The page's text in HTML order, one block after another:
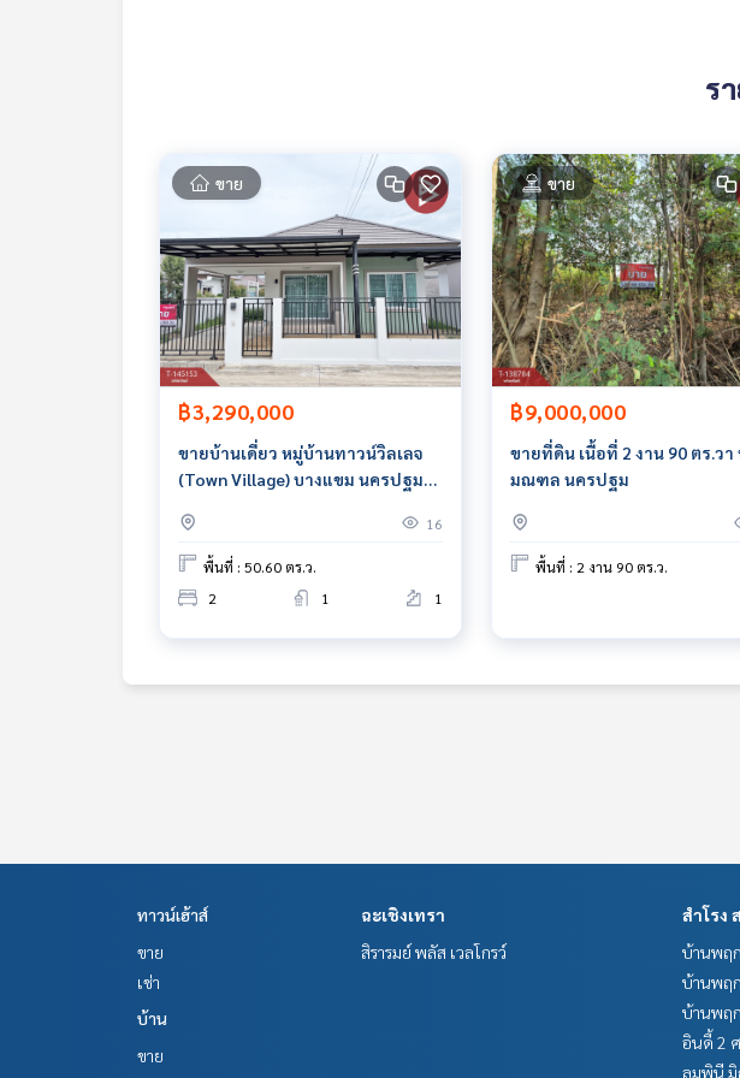
**เรามีบริการจัดสินเชื่อให้ฟรี พร้อมยินดีให้คำปรึกษา มีให้เลือกทุกธนาคาร**
**พร้อมอัตราดอกเบี้ยพิเศษ และ วงเงินสูงสุด 90-100% ของราคาประเมิน**
สนใจสอบถามข้อมูลเพิ่มเติม หรือ นัดชมบ้านได้ที่
Tel :0949532829น้ำตาล (รหัสตัวแทน 6302)
Line ID :0949532829
Callcenter :02-047-4282
สนใจดูทรัพย์อื่นๆ เพิ่มเติม มากกว่า 3,000 รายการ
www.tb.co.th
The Best Property Agent CO,.LTD. ผู้นำด้านธุรกิจนายหน้า ตัวแทนอสังหาริมทรั
ร
ขาย
฿3,290,000
ขายบ้านเดี่ยว หมู่บ้านทาวน์วิลเลจ
(Town Village) บางแขม นครปฐม
16
พื้นที่ : 50.60 ตร.ว.
2
1 1
ขาย
฿9,000,000
ขายที่ดิน เนื้อที่ 2 งาน 90 ตร.ว
มณฑล นครปฐม
พื้นที่ : 2 งาน 90 ตร.ว.
ทาวน์เฮ้าส์
ขาย
เช่า
บ้าน
ขาย
ฉะเชิงเทรา
สิรารมย์ พลัส เวลโกรว์
สำโรง
บ้านพฤ
บ้านพฤ
บ้านพฤ
อินดี้ 2
ลุมพินี มิ